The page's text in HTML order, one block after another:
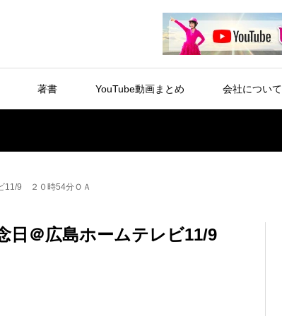
著書 YouTube動画まとめ 会社について
11/9 ２０時54分ＯＡ
日＠広島ホームテレビ11/9